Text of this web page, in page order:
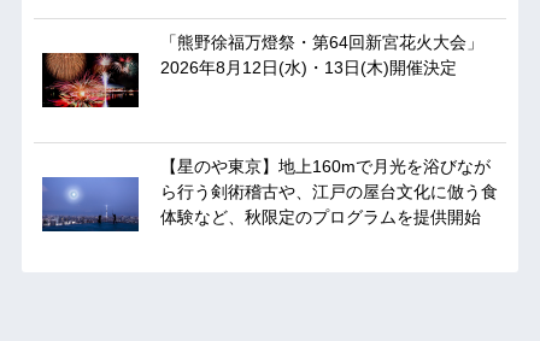
「熊野徐福万燈祭・第64回新宮花火大会」
2026年8月12日(水)・13日(木)開催決定
【星のや東京】地上160mで月光を浴びなが
ら行う剣術稽古や、江戸の屋台文化に倣う食
体験など、秋限定のプログラムを提供開始